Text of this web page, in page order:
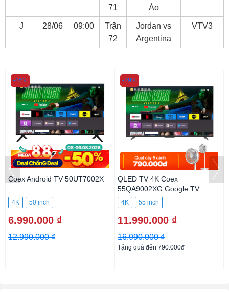
71
Áo
J 28/06 09:00
Trận
72
Jordan vs
Argentina
VTV3
Coex Android TV 50UT7002X
4K 50 inch
6.990.000 ₫
12.990.000 ₫
-46%
QLED TV 4K Coex
55QA9002XG Google TV
4K 55 inch
11.990.000 ₫
16.990.000 ₫
-29%
Tặng quà đến 790.000đ